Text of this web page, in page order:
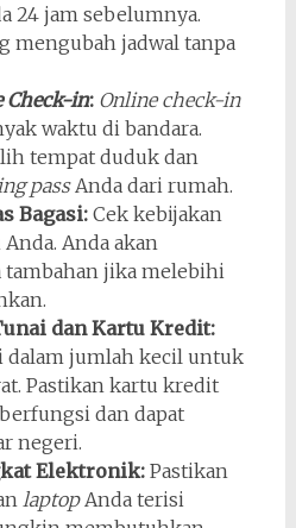
24 jam sebelumnya.
mengubah jadwal tanpa
Check-in: Online check-in
waktu di bandara.
tempat duduk dan
passAnda dari rumah.
Bagasi:Cek kebijakan
Anda akan
tambahan jika melebihi
dan Kartu Kredit:
dalam jumlah kecil untuk
Pastikan kartu kredit
dan dapat
negeri.
Elektronik:Pastikan
laptopAnda terisi